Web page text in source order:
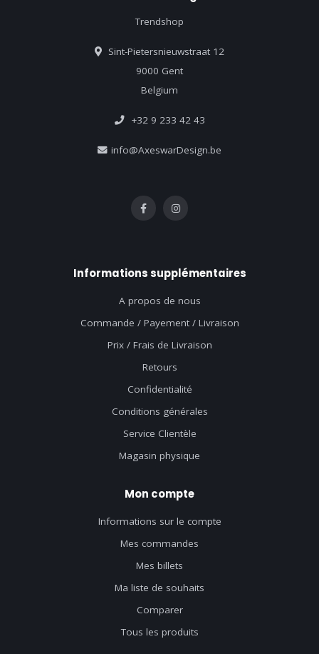
Trendshop
Sint-Pietersnieuwstraat 12
9000 Gent
Belgium
+32 9 233 42 43
info@AxeswarDesign.be
Informations supplémentaires
A propos de nous
Commande / Payement / Livraison
Prix / Frais de Livraison
Retours
Confidentialité
Conditions générales
Service Clientèle
Magasin physique
Mon compte
Informations sur le compte
Mes commandes
Mes billets
Ma liste de souhaits
Comparer
Tous les produits